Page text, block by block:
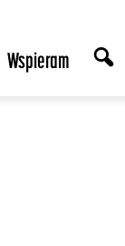
Wspieram